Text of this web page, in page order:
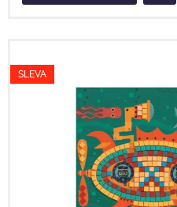
SLEVA